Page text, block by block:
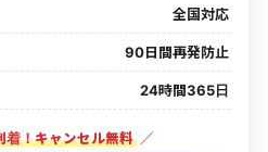
全国対応
90日間再発防止
24時間365日
！キャンセル無料 ／